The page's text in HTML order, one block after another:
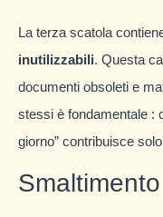
La terza scatola
inutilizzabili. Questa
documenti obsoleti e
stessi è fondamentale :
giorno” contribuisce